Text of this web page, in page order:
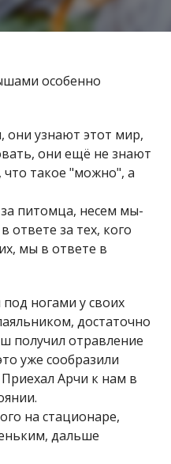
особенно
они узнают этот мир,
они ещё не знают
такое "можно", а
питомца, несем мы-
ответе за тех, кого
мы в ответе в
ногами у своих
достаточно
получил отравление
уже сообразили
Арчи к нам в
на стационаре,
дальше